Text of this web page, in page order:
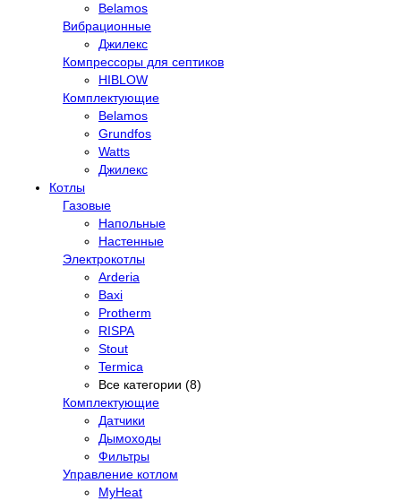
Belamos
Вибрационные
Джилекс
Компрессоры для септиков
HIBLOW
Комплектующие
Belamos
Grundfos
Watts
Джилекс
Котлы
Газовые
Напольные
Настенные
Электрокотлы
Arderia
Baxi
Protherm
RISPA
Stout
Termica
Все категории (8)
Комплектующие
Датчики
Дымоходы
Фильтры
Управление котлом
MyHeat